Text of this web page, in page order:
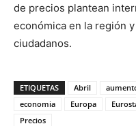
de precios plantean
económica en la región
ciudadanos.
ETIQUETAS Abril
economia
Europa
Precios